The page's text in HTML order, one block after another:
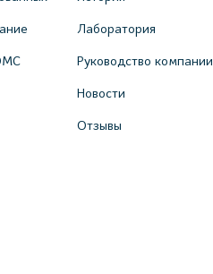
Лаборатория
Руководство компании
Новости
Отзывы